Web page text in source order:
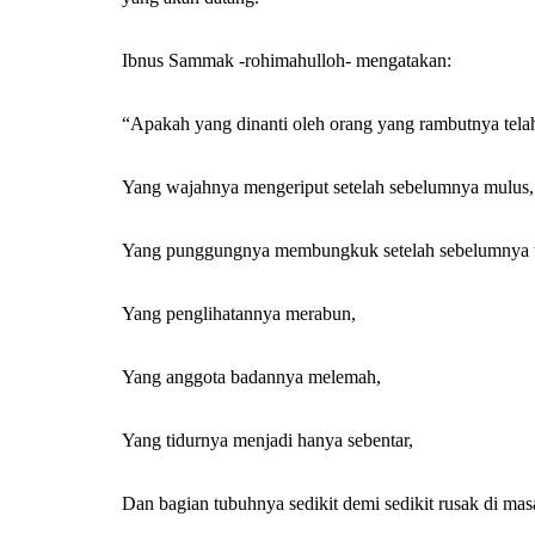
Ibnus Sammak -rohimahulloh- mengatakan:
“Apakah yang dinanti oleh orang yang rambutnya
Yang wajahnya mengeriput setelah sebelumnya mulus,
Yang punggungnya membungkuk setelah sebelumnya
Yang penglihatannya merabun,
Yang anggota badannya melemah,
Yang tidurnya menjadi hanya sebentar,
Dan bagian tubuhnya sedikit demi sedikit rusak di
dan Ciri Fisik
bin Khattab
HADIST
yang Baik dan
Penjelasannya